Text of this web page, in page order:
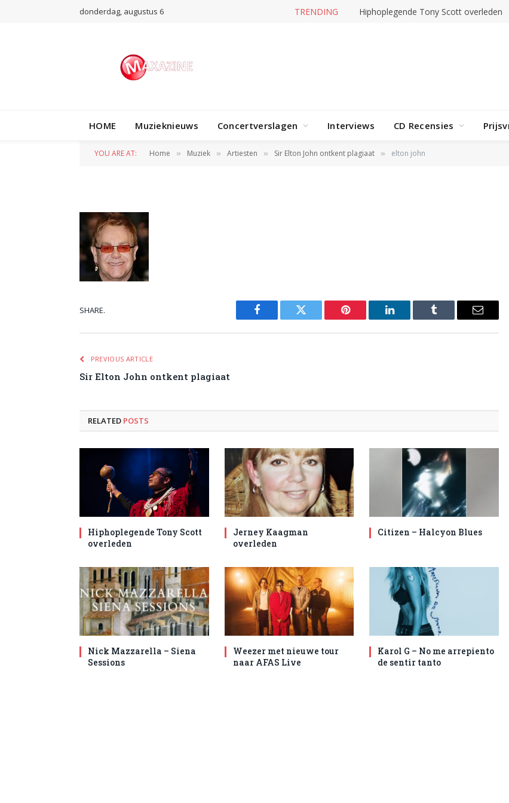
donderdag, augustus 6 TRENDING Hiphoplegende Tony Scott overleden
HOME Muzieknieuws Concertverslagen Interviews CD Recensies
YOU ARE AT: Home » Muziek » Artiesten » Sir Elton John ontkent plagiaat » elton john
elton john
SHARE.
Facebook Twitter Pinterest LinkedIn Tumblr Email
PREVIOUS ARTICLE
Sir Elton John ontkent plagiaat
RELATED POSTS
Hiphoplegende Tony Scott
overleden
Jerney Kaagman
overleden
Citizen – Halcyon Blues
Nick Mazzarella – Siena
Sessions
Weezer met nieuwe tour
naar AFAS Live
Karol G – No me arrepiento
de sentir tanto